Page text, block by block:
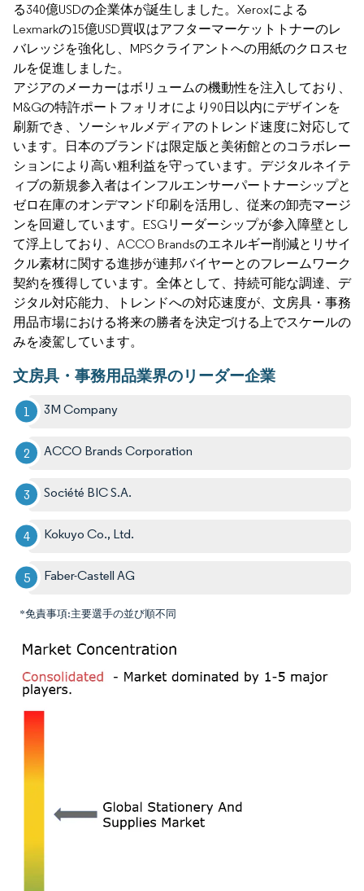
る340億USDの企業体が誕生しました。Xeroxによる
Lexmarkの15億USD買収はアフターマーケットトナーのレ
バレッジを強化し、MPSクライアントへの用紙のクロスセ
ルを促進しました。
アジアのメーカーはボリュームの機動性を注入しており、
M&Gの特許ポートフォリオにより90日以内にデザインを
刷新でき、ソーシャルメディアのトレンド速度に対応して
います。日本のブランドは限定版と美術館とのコラボレー
ションにより高い粗利益を守っています。デジタルネイテ
ィブの新規参入者はインフルエンサーパートナーシップと
ゼロ在庫のオンデマンド印刷を活用し、従来の卸売マージ
ンを回避しています。ESGリーダーシップが参入障壁とし
て浮上しており、ACCO Brandsのエネルギー削減とリサイ
クル素材に関する進捗が連邦バイヤーとのフレームワーク
契約を獲得しています。全体として、持続可能な調達、デ
ジタル対応能力、トレンドへの対応速度が、文房具・事務
用品市場における将来の勝者を決定づける上でスケールの
みを凌駕しています。
文房具・事務用品業界のリーダー企業
3M Company
ACCO Brands Corporation
Société BIC S.A.
Kokuyo Co., Ltd.
Faber-Castell AG
*免責事項:主要選手の並び順不同